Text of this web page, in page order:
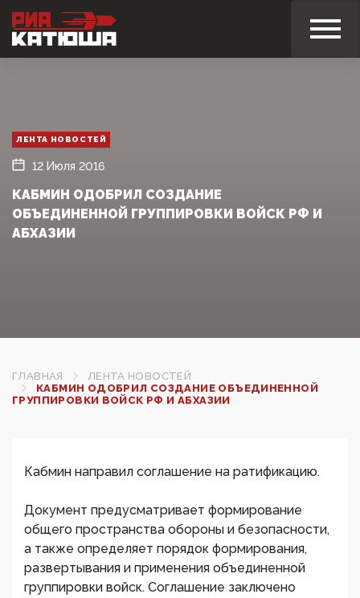
ЛЕНТА НОВОСТЕЙ
12 Июля 2016
КАБМИН ОДОБРИЛ СОЗДАНИЕ
ОБЪЕДИНЕННОЙ ГРУППИРОВКИ ВОЙСК РФ И
АБХАЗИИ
ГЛАВНАЯ
ЛЕНТА НОВОСТЕЙ
КАБМИН ОДОБРИЛ СОЗДАНИЕ ОБЪЕДИНЕННОЙ
ГРУППИРОВКИ ВОЙСК РФ И АБХАЗИИ
Кабмин направил соглашение на ратификацию.
Документ предусматривает формирование
общего пространства обороны и безопасности,
а также определяет порядок формирования,
развертывания и применения объединенной
группировки войск. Соглашение заключено